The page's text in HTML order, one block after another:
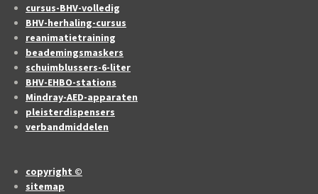
cursus-BHV-volledig
BHV-herhaling-cursus
reanimatietraining
beademingsmaskers
schuimblussers-6-liter
BHV-EHBO-stations
Mindray-AED-apparaten
pleisterdispensers
verbandmiddelen
copyright ©
sitemap